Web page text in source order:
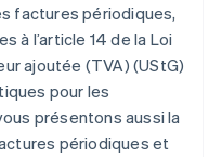
factures périodiques,
à l’article 14 de la Loi
ajoutée (TVA) (UStG)
pour les
présentons aussi la
périodiques et